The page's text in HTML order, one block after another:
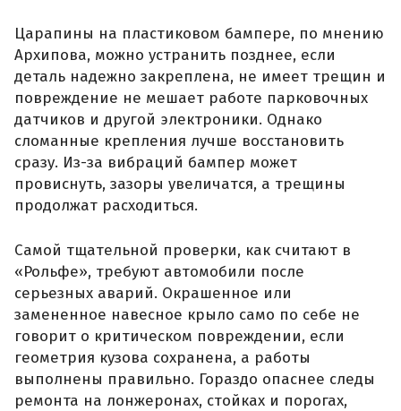
Царапины на пластиковом бампере, по мнению
Архипова, можно устранить позднее, если
деталь надежно закреплена, не имеет трещин и
повреждение не мешает работе парковочных
датчиков и другой электроники. Однако
сломанные крепления лучше восстановить
сразу. Из-за вибраций бампер может
провиснуть, зазоры увеличатся, а трещины
продолжат расходиться.
Самой тщательной проверки, как считают в
«Рольфе», требуют автомобили после
серьезных аварий. Окрашенное или
замененное навесное крыло само по себе не
говорит о критическом повреждении, если
геометрия кузова сохранена, а работы
выполнены правильно. Гораздо опаснее следы
ремонта на лонжеронах, стойках и порогах,